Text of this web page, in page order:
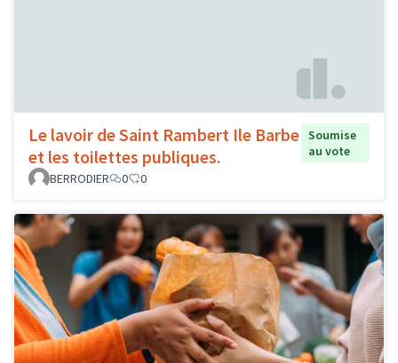
Le lavoir de Saint Rambert Ile Barbe
et les toilettes publiques.
Soumise
au vote
BERRODIER
0 0